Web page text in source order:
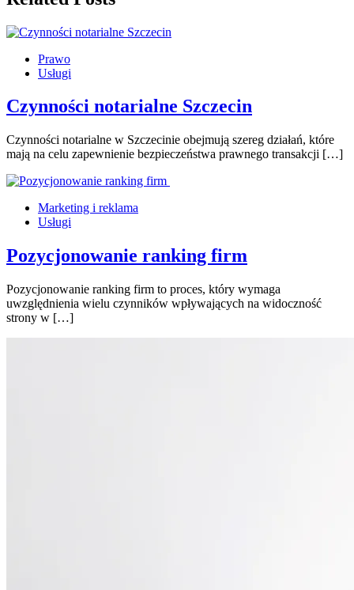
Prawo
Usługi
Czynności notarialne Szczecin
Czynności notarialne w Szczecinie obejmują szereg działań, które
mają na celu zapewnienie bezpieczeństwa prawnego transakcji […]
Marketing i reklama
Usługi
Pozycjonowanie ranking firm
Pozycjonowanie ranking firm to proces, który wymaga
uwzględnienia wielu czynników wpływających na widoczność
strony w […]